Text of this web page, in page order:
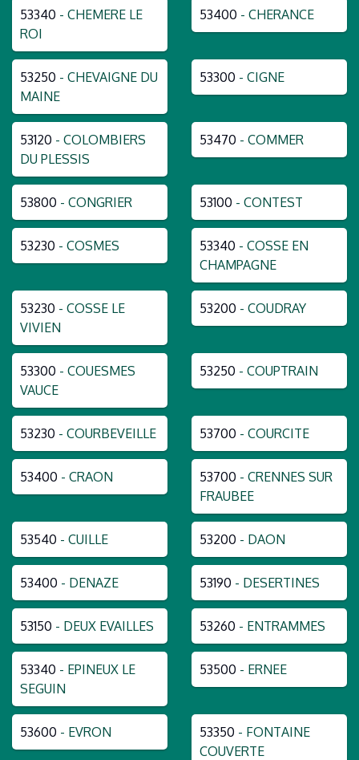
53340 - CHEMERE LE
ROI
53400 - CHERANCE
53250 - CHEVAIGNE DU
MAINE
53300 - CIGNE
53120 - COLOMBIERS
DU PLESSIS
53470 - COMMER
53800 - CONGRIER 53100 - CONTEST
53230 - COSMES 53340 - COSSE EN
CHAMPAGNE
53230 - COSSE LE
VIVIEN
53200 - COUDRAY
53300 - COUESMES
VAUCE
53250 - COUPTRAIN
53230 - COURBEVEILLE 53700 - COURCITE
53400 - CRAON 53700 - CRENNES SUR
FRAUBEE
53540 - CUILLE 53200 - DAON
53400 - DENAZE 53190 - DESERTINES
53150 - DEUX EVAILLES 53260 - ENTRAMMES
53340 - EPINEUX LE
SEGUIN
53500 - ERNEE
53600 - EVRON 53350 - FONTAINE
COUVERTE